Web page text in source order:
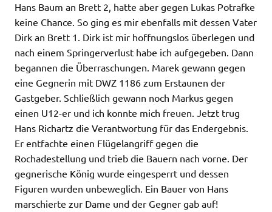
Hans Baum an Brett 2, hatte aber gegen Lukas Potrafke
keine Chance. So ging es mir ebenfalls mit dessen Vater
Dirk an Brett 1. Dirk ist mir hoffnungslos überlegen und
nach einem Springerverlust habe ich aufgegeben. Dann
begannen die Überraschungen. Marek gewann gegen
eine Gegnerin mit DWZ 1186 zum Erstaunen der
Gastgeber. Schließlich gewann noch Markus gegen
einen U12-er und ich konnte mich freuen. Jetzt trug
Hans Richartz die Verantwortung für das Endergebnis.
Er entfachte einen Flügelangriff gegen die
Rochadestellung und trieb die Bauern nach vorne. Der
gegnerische König wurde eingesperrt und dessen
Figuren wurden unbeweglich. Ein Bauer von Hans
marschierte zur Dame und der Gegner gab auf!